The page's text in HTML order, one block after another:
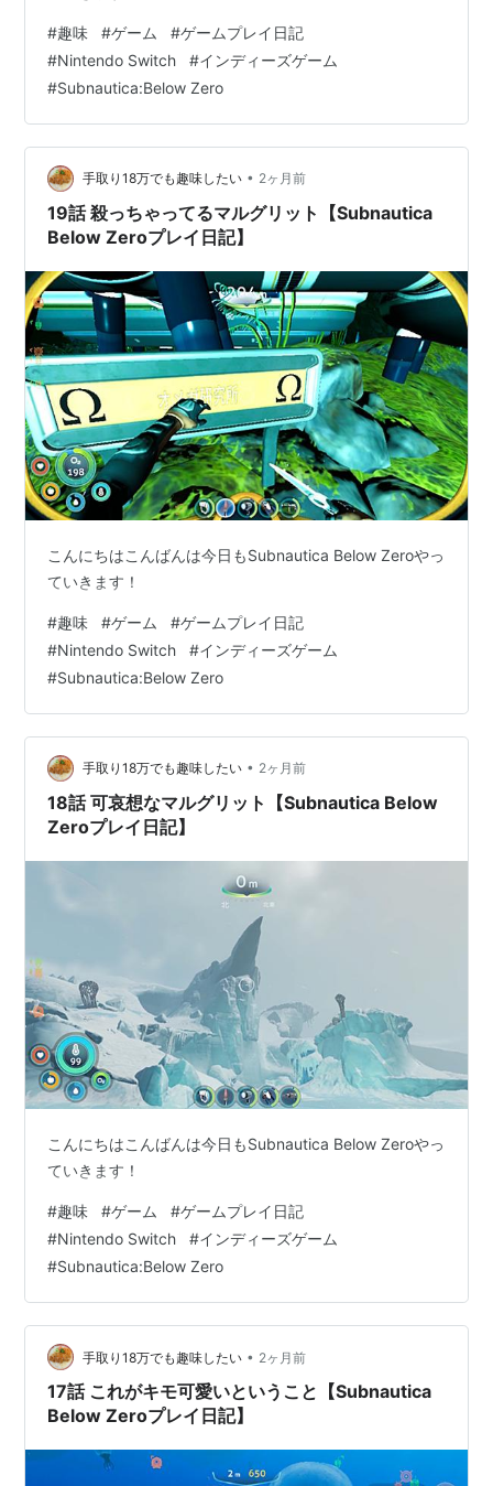
#趣味 #ゲーム #ゲームプレイ日記
#Nintendo Switch #インディーズゲーム
#Subnautica:Below Zero
手取り18万でも趣味したい • 2ヶ月前
19話 殺っちゃってるマルグリット【Subnautica
Below Zeroプレイ日記】
こんにちはこんばんは今日もSubnautica Below Zeroやっ
ていきます！
#趣味 #ゲーム #ゲームプレイ日記
#Nintendo Switch #インディーズゲーム
#Subnautica:Below Zero
手取り18万でも趣味したい • 2ヶ月前
18話 可哀想なマルグリット【Subnautica Below
Zeroプレイ日記】
こんにちはこんばんは今日もSubnautica Below Zeroやっ
ていきます！
#趣味 #ゲーム #ゲームプレイ日記
#Nintendo Switch #インディーズゲーム
#Subnautica:Below Zero
手取り18万でも趣味したい • 2ヶ月前
17話 これがキモ可愛いということ【Subnautica
Below Zeroプレイ日記】